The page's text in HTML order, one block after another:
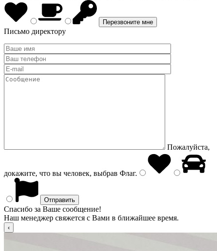
Письмо директору
Пожалуйста,
докажите, что вы человек, выбрав Флаг.
Спасибо за Ваше сообщение!
Наш менеджер свяжется с Вами в ближайшее время.